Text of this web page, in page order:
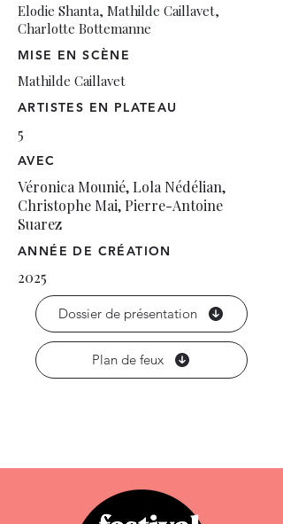
Elodie Shanta, Mathilde Caillavet,
Charlotte Bottemanne
MISE EN SCÈNE
Mathilde Caillavet
ARTISTES EN PLATEAU
5
AVEC
Véronica Mounié, Lola Nédélian,
Christophe Mai, Pierre-Antoine
Suarez
ANNÉE DE CRÉATION
2025
Dossier de présentation
Plan de feux